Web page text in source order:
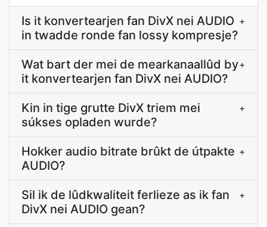
Is it konvertearjen fan DivX nei AUDIO
in twadde ronde fan lossy kompresje?
+
Wat bart der mei de mearkanaallûd by
it konvertearjen fan DivX nei AUDIO?
+
Kin in tige grutte DivX triem mei
súkses opladen wurde?
+
Hokker audio bitrate brûkt de útpakte
AUDIO?
+
Sil ik de lûdkwaliteit ferlieze as ik fan
DivX nei AUDIO gean?
+